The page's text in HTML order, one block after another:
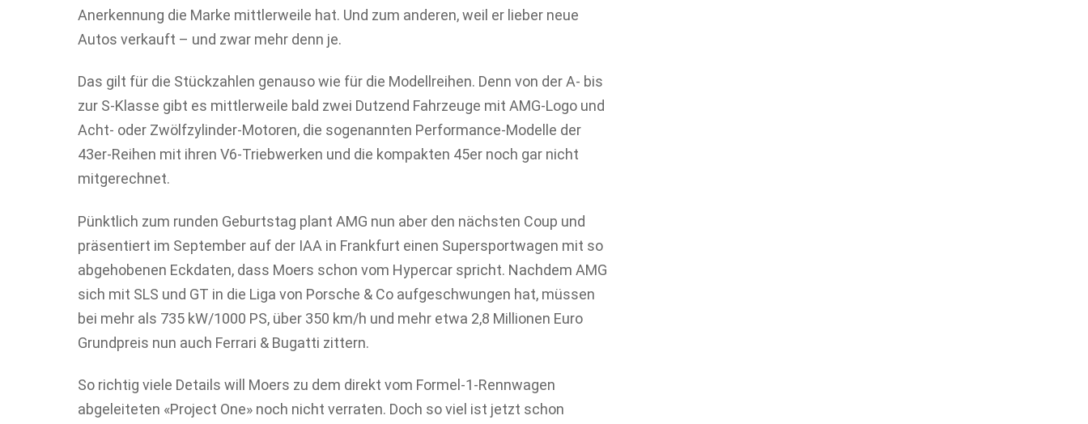
Anerkennung die Marke mittlerweile hat. Und zum anderen, weil er lieber neue
Autos verkauft – und zwar mehr denn je.
Das gilt für die Stückzahlen genauso wie für die Modellreihen. Denn von der A- bis
zur S-Klasse gibt es mittlerweile bald zwei Dutzend Fahrzeuge mit AMG-Logo und
Acht- oder Zwölfzylinder-Motoren, die sogenannten Performance-Modelle der
43er-Reihen mit ihren V6-Triebwerken und die kompakten 45er noch gar nicht
mitgerechnet.
Pünktlich zum runden Geburtstag plant AMG nun aber den nächsten Coup und
präsentiert im September auf der IAA in Frankfurt einen Supersportwagen mit so
abgehobenen Eckdaten, dass Moers schon vom Hypercar spricht. Nachdem AMG
sich mit SLS und GT in die Liga von Porsche & Co aufgeschwungen hat, müssen
bei mehr als 735 kW/1000 PS, über 350 km/h und mehr etwa 2,8 Millionen Euro
Grundpreis nun auch Ferrari & Bugatti zittern.
So richtig viele Details will Moers zu dem direkt vom Formel-1-Rennwagen
abgeleiteten «Project One» noch nicht verraten. Doch so viel ist jetzt schon